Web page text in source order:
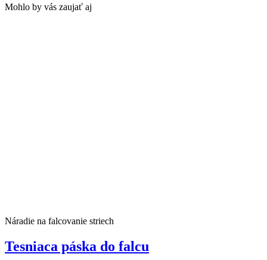
Mohlo by vás zaujať aj
Náradie na falcovanie striech
Tesniaca páska do falcu